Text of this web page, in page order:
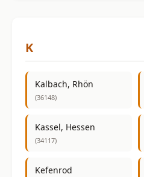
K
Kalbach, Rhön
(36148)
Kassel, Hessen
(34117)
Kefenrod